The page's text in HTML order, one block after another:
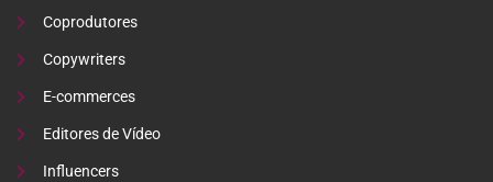
Coprodutores
Copywriters
E-commerces
Editores de Vídeo
Influencers